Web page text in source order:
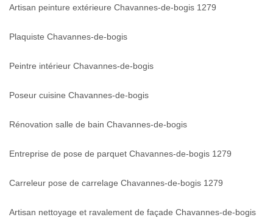
Artisan peinture extérieure Chavannes-de-bogis 1279
Plaquiste Chavannes-de-bogis
Peintre intérieur Chavannes-de-bogis
Poseur cuisine Chavannes-de-bogis
Rénovation salle de bain Chavannes-de-bogis
Entreprise de pose de parquet Chavannes-de-bogis 1279
Carreleur pose de carrelage Chavannes-de-bogis 1279
Artisan nettoyage et ravalement de façade Chavannes-de-bogis